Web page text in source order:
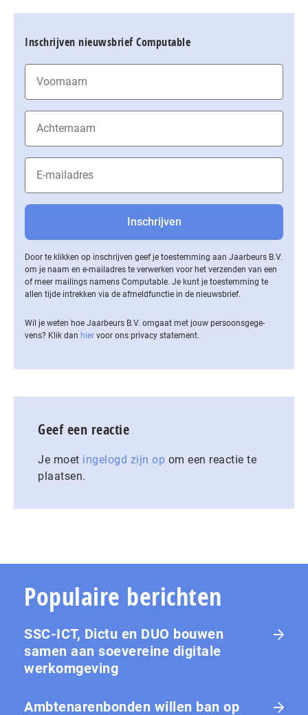
Inschrijven nieuwsbrief Computable
Door te klikken op inschrijven geef je toestemming aan Jaarbeurs B.V.
om je naam en e-mailadres te verwerken voor het verzenden van een
of meer mailings namens Computable. Je kunt je toestemming te
allen tijde intrekken via de af­meld­func­tie in de nieuwsbrief.
Wil je weten hoe Jaarbeurs B.V. omgaat met jouw per­soons­ge­ge­
vens? Klik dan hier voor ons privacy statement.
Geef een reactie
Je moet ingelogd zijn op om een reactie te
plaatsen.
Populaire berichten
SSC-ICT, Dictu en DUO bouwen
samen aan soevereine digitale
werkomgeving
Ambtenarenbonden willen ban op